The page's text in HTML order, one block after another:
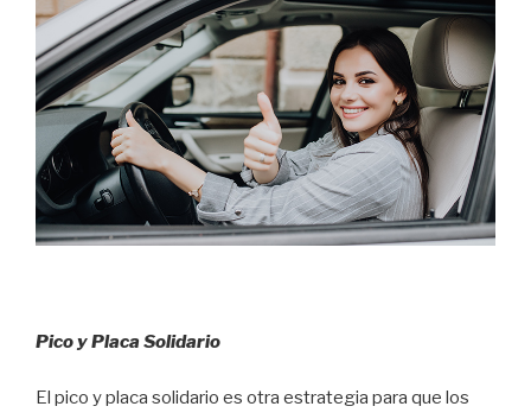
Pico y Placa Solidario
El pico y placa solidario es otra estrategia para que los